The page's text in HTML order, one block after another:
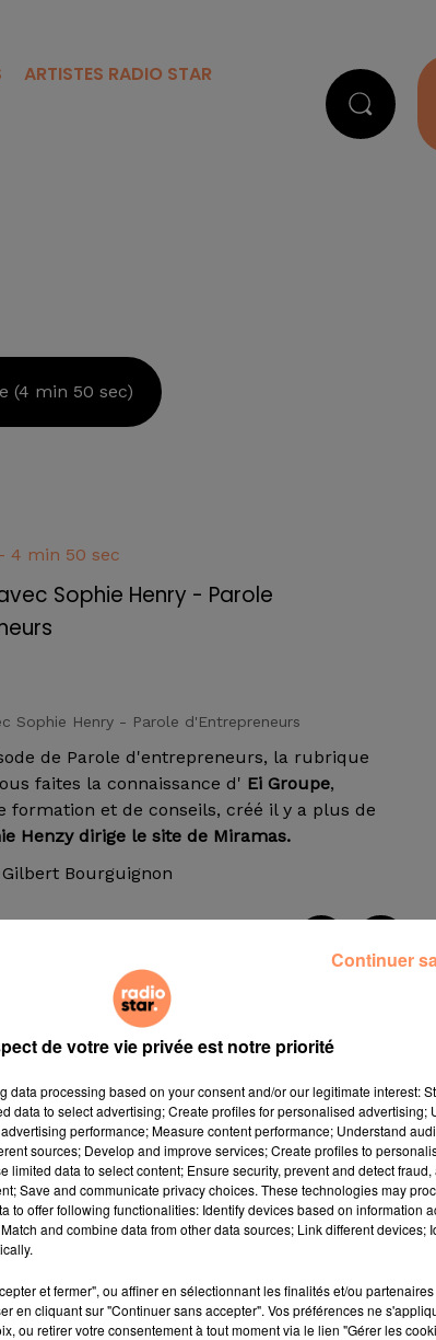
ARTISTES RADIO STAR
(4 min 50 sec)
4 min 50 sec
avec Sophie Henry - Parole
Sophie Henry - Parole d'Entrepreneurs
de Parole d'entrepreneurs, la rubrique
faites la connaissance d' Ei Groupe,
formation et de conseils, créé il y a plus de
Henzy dirige le site de Miramas.
Bourguignon
de votre vie privée est notre priorité
data processing based on your consent and/or our legitimate interest:
data to select advertising; Create profiles for personalised advertising;
performance; Measure content performance; Understand
sources; Develop and improve services; Create profiles to
limited data to select content; Ensure security, prevent and detect fraud,
Save and communicate privacy choices. These technologies may
to offer following functionalities: Identify devices based on information
and combine data from other data sources; Link different devices;
et fermer", ou affiner en sélectionnant les finalités et/ou
en cliquant sur "Continuer sans accepter". Vos préférences ne
ou retirer votre consentement à tout moment via le lien "Gérer les
Continuer